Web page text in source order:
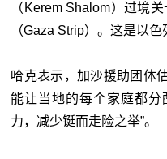
（Kerem Shalom）过境
（Gaza Strip）。这是以
哈克表示，加沙援助团体
能让当地的每个家庭都分
力，减少铤而走险之举”。